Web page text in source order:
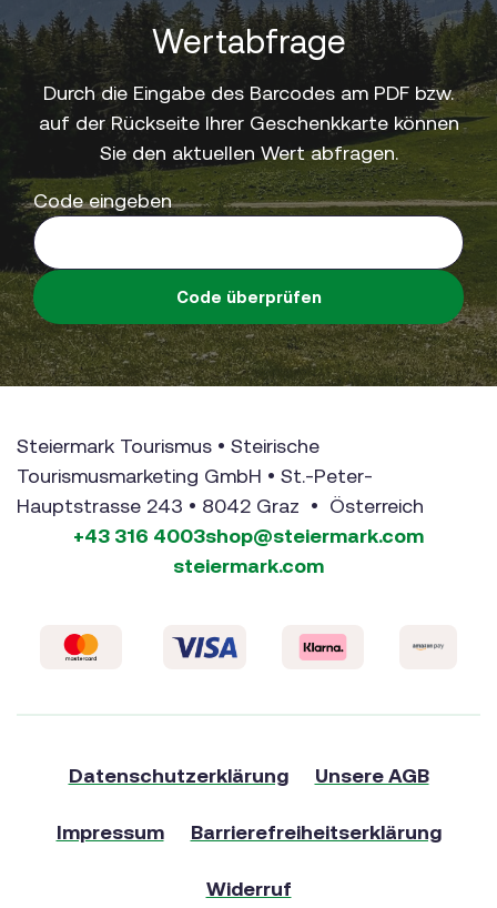
Wertabfrage
Durch die Eingabe des Barcodes am PDF bzw.
auf der Rückseite Ihrer Geschenkkarte können
Sie den aktuellen Wert abfragen.
Code eingeben
Code überprüfen
Steiermark Tourismus • Steirische
Tourismusmarketing GmbH • St.-Peter-
Hauptstrasse 243 • 8042 Graz • Österreich
+43 316 4003shop@steiermark.com
steiermark.com
Datenschutzerklärung Unsere AGB
Impressum Barrierefreiheitserklärung
Widerruf